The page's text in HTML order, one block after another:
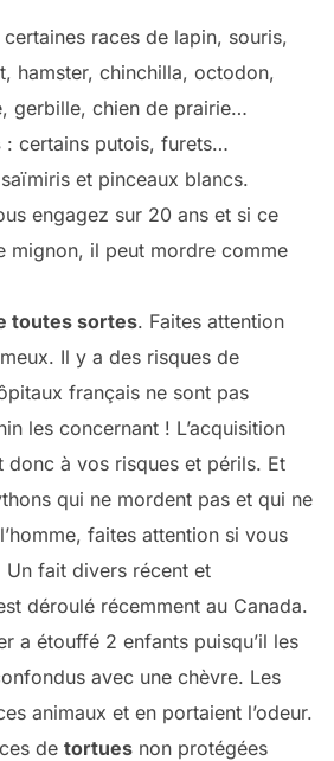
races de lapin, souris,
hamster, chinchilla, octodon,
gerbille, chien de prairie…
: certains putois, furets…
et pinceaux blancs.
engagez sur 20 ans et si ce
mignon, il peut mordre comme
toutes sortes. Faites attention
Il y a des risques de
français ne sont pas
les concernant ! L’acquisition
donc à vos risques et périls. Et
qui ne mordent pas et qui ne
faites attention si vous
Un fait divers récent et
déroulé récemment au Canada.
a étouffé 2 enfants puisqu’il les
avec une chèvre. Les
animaux et en portaient l’odeur.
de tortuesnon protégées